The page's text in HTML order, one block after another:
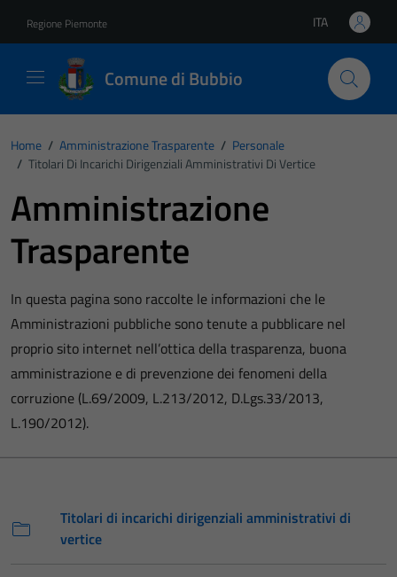
Regione Piemonte Lingua attiva:
ITA
Comune di Bubbio
Home / Amministrazione Trasparente / Personale
/ Titolari Di Incarichi Dirigenziali Amministrativi Di Vertice
Amministrazione
Trasparente
In questa pagina sono raccolte le informazioni che le
Amministrazioni pubbliche sono tenute a pubblicare nel
proprio sito internet nell’ottica della trasparenza, buona
amministrazione e di prevenzione dei fenomeni della
corruzione (L.69/2009, L.213/2012, D.Lgs.33/2013,
L.190/2012).
Titolari di incarichi dirigenziali amministrativi di
vertice